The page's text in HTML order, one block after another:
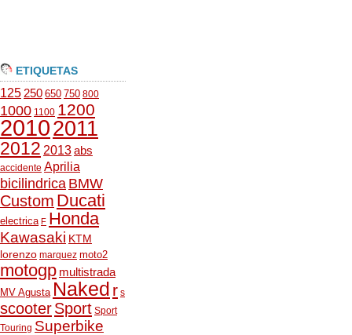
ETIQUETAS
125 250 650 750 800
1000 1100 1200
20102011
2012 2013abs
accidente Aprilia
bicilindrica BMW
Custom Ducati
electrica F Honda
Kawasaki KTM
lorenzo marquez moto2
motogp multistrada
MV Agusta Naked r s
scooterSport Sport
Touring Superbike